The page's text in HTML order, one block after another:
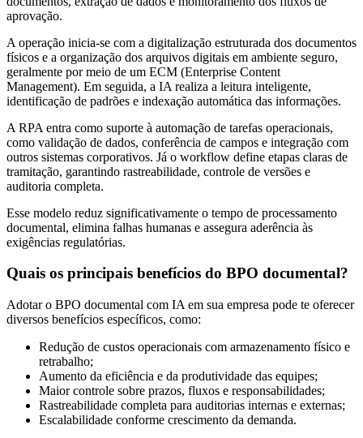
aprovação.
A operação inicia-se com a digitalização estruturada dos documentos
físicos e a organização dos arquivos digitais em ambiente seguro,
geralmente por meio de um ECM (Enterprise Content
Management). Em seguida, a IA realiza a leitura inteligente,
identificação de padrões e indexação automática das informações.
A RPA entra como suporte à automação de tarefas operacionais,
como validação de dados, conferência de campos e integração com
outros sistemas corporativos. Já o workflow define etapas claras de
tramitação, garantindo rastreabilidade, controle de versões e
auditoria completa.
Esse modelo reduz significativamente o tempo de processamento
documental, elimina falhas humanas e assegura aderência às
exigências regulatórias.
Quais os principais benefícios do BPO documental?
Adotar o BPO documental com IA em sua empresa pode te oferecer
diversos benefícios específicos, como:
Redução de custos operacionais com armazenamento físico e
retrabalho;
Aumento da eficiência e da produtividade das equipes;
Maior controle sobre prazos, fluxos e responsabilidades;
Rastreabilidade completa para auditorias internas e externas;
Escalabilidade conforme crescimento da demanda.